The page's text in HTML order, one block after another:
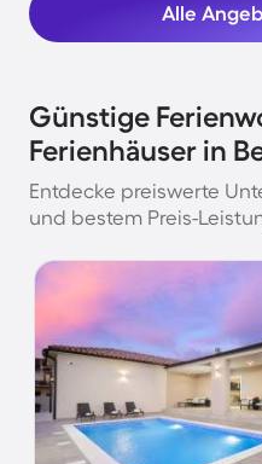
Alle
Günstige
Ferienhäuser in
Entdecke preiswerte
und bestem Preis-